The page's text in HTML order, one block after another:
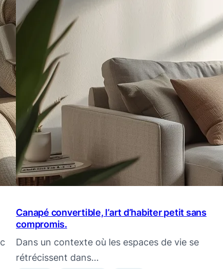
Canapé convertible, l’art d’habiter petit sans
compromis.
Dans un contexte où les espaces de vie se
rétrécissent dans…